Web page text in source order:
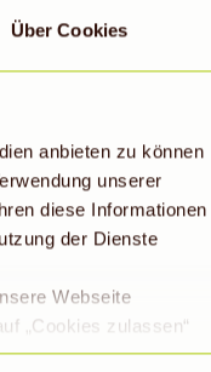
Über Cookies
anbieten zu können
unserer
diese Informationen
der Dienste
Webseite
„Cookies zulassen“
eingewilligt, dass